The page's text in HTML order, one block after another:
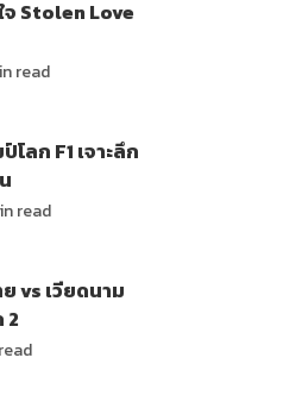
Stolen Love
read
ลก F1 เจาะลึก
read
vs เวียดนาม
2